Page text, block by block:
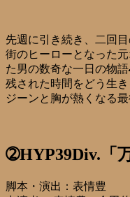
先週に引き続き、二回
街のヒーローとなった
た男の数奇な一日の物語
残された時間をどう生
ジーンと胸が熱くなる
➁HYP39Div.「
脚本・演出：表情豊